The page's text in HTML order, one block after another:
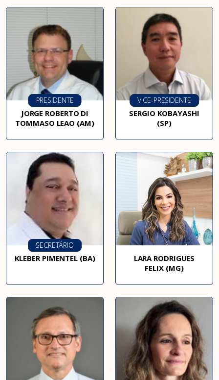
PRESIDENTE
JORGE ROBERTO DI
TOMMASO LEAO (AM)
VICE-PRESIDENTE
SERGIO KOBAYASHI
(SP)
SECRETÁRIO
KLEBER PIMENTEL (BA)
LARA RODRIGUES
FELIX (MG)